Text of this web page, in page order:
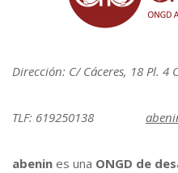
Dirección: C/ Cáceres, 18 Pl. 4
TLF: 619250138
abenin es una ONGD de